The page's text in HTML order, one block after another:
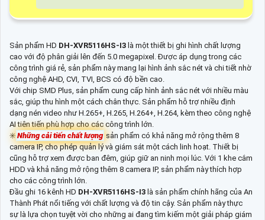
Sản phẩm HD DH-XVR5116HS-I3 là một thiết bị ghi hình chất lượng
cao với độ phân giải lên đến 5.0 megapixel. Được áp dụng trong các
công trình giá rẻ, sản phẩm này mang lại hình ảnh sắc nét và chi tiết nhờ
công nghệ AHD, CVI, TVI, BCS có độ bền cao.
Với chip SMD Plus, sản phẩm cung cấp hình ảnh sắc nét với nhiều màu
sắc, giúp thu hình một cách chân thực. Sản phẩm hỗ trợ nhiều định
dạng nén video như H.265+, H.265, H.264+, H.264, kèm theo công nghệ
AI tiên tiến phù hợp cho các công trình lớn.
✳️ Những cải tiến chất lượng sản phẩm có khả năng mở rộng thêm 8
camera IP, cho phép quản lý và giám sát một cách linh hoạt. Thiết bị
cũng hỗ trợ xem được ban đêm, giúp giữ an ninh mọi lúc. Với 1 khe cắm
HDD và khả năng mở rộng thêm 8 camera IP, sản phẩm này thích hợp
cho các công trình lớn.
Đầu ghi 16 kênh HD DH-XVR5116HS-I3 là sản phẩm chính hãng của An
Thành Phát nổi tiếng với chất lượng và độ tin cậy. Sản phẩm này thực
sự là lựa chọn tuyệt vời cho những ai đang tìm kiếm một giải pháp giám